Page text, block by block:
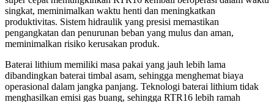
singkat, meminimalkan waktu henti dan meningkatkan
produktivitas. Sistem hidraulik yang presisi memastikan
pengangkatan dan penurunan beban yang mulus dan aman,
meminimalkan risiko kerusakan produk.
Baterai lithium memiliki masa pakai yang jauh lebih lama
dibandingkan baterai timbal asam, sehingga menghemat biaya
operasional dalam jangka panjang. Teknologi baterai lithium tidak
menghasilkan emisi gas buang, sehingga RTR16 lebih ramah